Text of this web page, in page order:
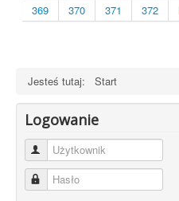
369
370 371 372
Jesteś tutaj: Start
Logowanie
Użytkownik
Hasło